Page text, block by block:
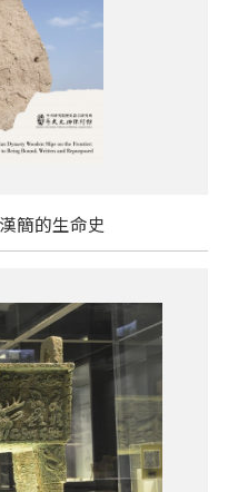
簡的生命史